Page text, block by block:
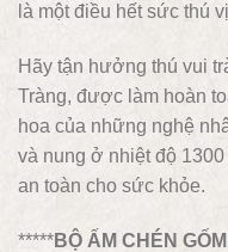
là một điều hết sức thú
Hãy tận hưởng thú vui
Tràng, được làm hoàn
hoa của những nghệ
và nung ở nhiệt độ
an toàn cho sức khỏe.
*****BỘ ẤM CHÉN